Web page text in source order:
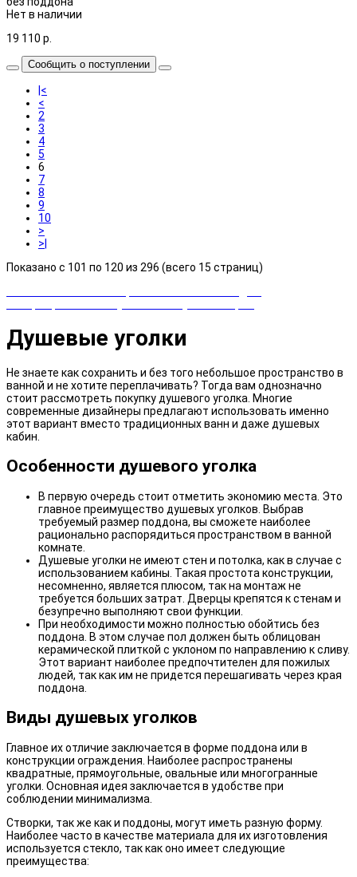
Нет в наличии
19 110 р.
Сообщить о поступлении
|<
<
2
3
4
5
6
7
8
9
10
>
>|
Показано с 101 по 120 из 296 (всего 15 страниц)
Душевые уголки
Не знаете как сохранить и без того небольшое пространство в
ванной и не хотите переплачивать? Тогда вам однозначно
стоит рассмотреть покупку душевого уголка. Многие
современные дизайнеры предлагают использовать именно
этот вариант вместо традиционных ванн и даже душевых
кабин.
Особенности душевого уголка
В первую очередь стоит отметить экономию места. Это
главное преимущество душевых уголков. Выбрав
требуемый размер поддона, вы сможете наиболее
рационально распорядиться пространством в ванной
комнате.
Душевые уголки не имеют стен и потолка, как в случае с
использованием кабины. Такая простота конструкции,
несомненно, является плюсом, так на монтаж не
требуется больших затрат. Дверцы крепятся к стенам и
безупречно выполняют свои функции.
При необходимости можно полностью обойтись без
поддона. В этом случае пол должен быть облицован
керамической плиткой с уклоном по направлению к сливу.
Этот вариант наиболее предпочтителен для пожилых
людей, так как им не придется перешагивать через края
поддона.
Виды душевых уголков
Главное их отличие заключается в форме поддона или в
конструкции ограждения. Наиболее распространены
квадратные, прямоугольные, овальные или многогранные
уголки. Основная идея заключается в удобстве при
соблюдении минимализма.
Створки, так же как и поддоны, могут иметь разную форму.
Наиболее часто в качестве материала для их изготовления
используется стекло, так как оно имеет следующие
преимущества: